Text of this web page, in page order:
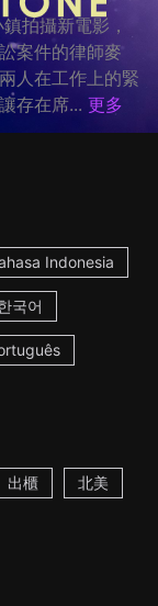
拍攝新電影，
案件的律師麥
人在工作上的緊
存在席... 更多
Indonesia
국어
出櫃 北美